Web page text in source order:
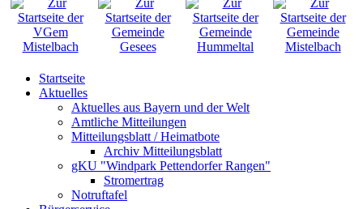
Startseite
Aktuelles
Aktuelles aus Bayern und der Welt
Amtliche Mitteilungen
Mitteilungsblatt / Heimatbote
Archiv Mitteilungsblatt
gKU "Windpark Pettendorfer Rangen"
Stromertrag
Notruftafel